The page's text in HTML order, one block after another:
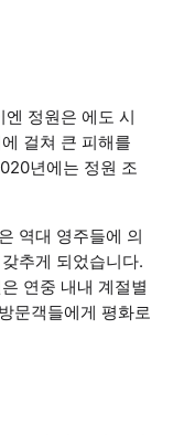
정원은 에도 시
걸쳐 큰 피해를
년에는 정원 조
역대 영주들에 의
추게 되었습니다.
연중 내내 계절별
문객들에게 평화로